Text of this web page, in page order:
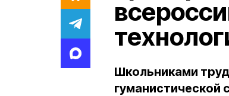
Школьниками
гуманистической